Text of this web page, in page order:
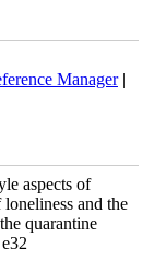
Manager
aspects of
loneliness and the
quarantine